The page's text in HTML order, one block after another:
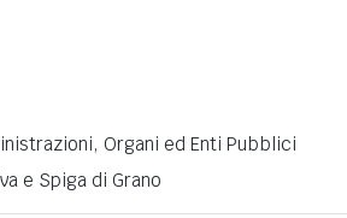
Organi ed Enti Pubblici
e Spiga di Grano